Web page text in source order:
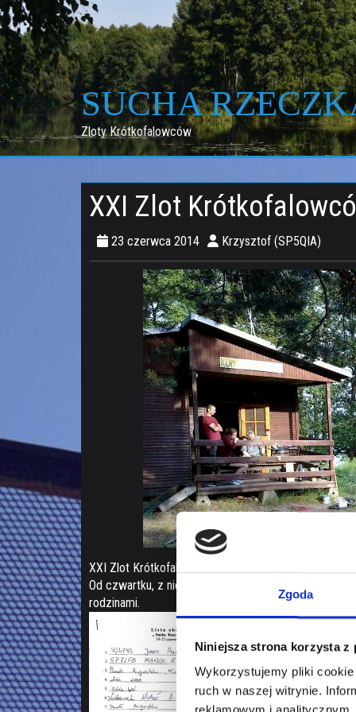
Zgoda
Niniejsza strona korzysta z
Wykorzystujemy pliki
ruch w naszej witrynie.
Skip
to
content
SUCHA
Zloty Krótkofalowców
XXI Zlot
23 czerwca 2014 Krzysztof (SP5QIA)
XXI Zlot Krótkofalowców w Suchej Rzeczce pod
Od czwartku, z niezbyt może sprzyjającą, jak na
rodzinami.
Byli to stali i
Poruszono
Na pewno w
Bazy ZHP w
próbowali